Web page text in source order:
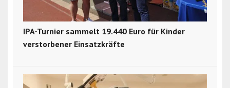
IPA-Turnier sammelt 19.440 Euro für Kinder
verstorbener Einsatzkräfte